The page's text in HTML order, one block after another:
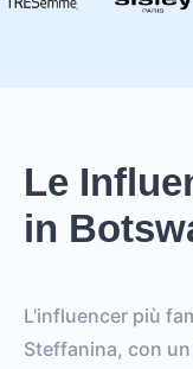
Le
in
L'influencer più
Steffanina, con